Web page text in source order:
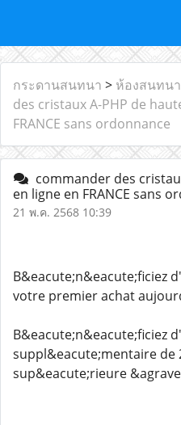
กระดานสนทนา > ห้องสนทน
des cristaux A-PHP de
FRANCE sans ordonnance
commander des
en ligne en FRANCE sans
21 พ.ค. 2568 10:39
B&eacute;n&eacute;ficiez
votre premier achat
B&eacute;n&eacute;ficiez
suppl&eacute;mentaire
sup&eacute;rieure